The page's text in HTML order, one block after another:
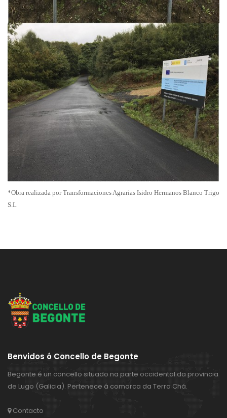
*Obra realizada por Transformaciones Agrarias Isidro Hermanos Blanco Trigo
S.L
Benvidos ó Concello de Begonte
Begonte é un concello situado na parte occidental da provincia
de Lugo (Galicia). Pertenece á comarca da Terra Chá.
Contacto